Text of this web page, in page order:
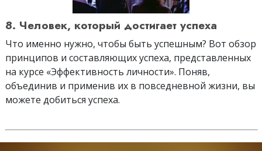
8. Человек, который достигает успеха
Что именно нужно, чтобы быть успешным? Вот обзор
принципов и составляющих успеха, представленных
на курсе «Эффективность личности». Поняв,
объединив и применив их в повседневной жизни, вы
можете добиться успеха.